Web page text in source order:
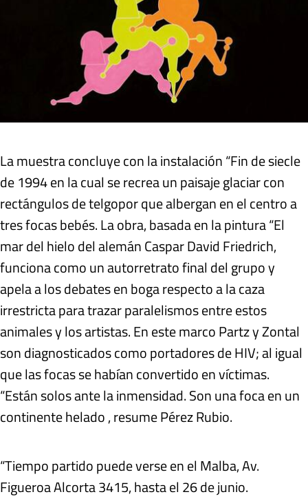
La muestra concluye con la instalación “Fin de siecle
de 1994 en la cual se recrea un paisaje glaciar con
rectángulos de telgopor que albergan en el centro a
tres focas bebés. La obra, basada en la pintura “El
mar del hielo del alemán Caspar David Friedrich,
funciona como un autorretrato final del grupo y
apela a los debates en boga respecto a la caza
irrestricta para trazar paralelismos entre estos
animales y los artistas. En este marco Partz y Zontal
son diagnosticados como portadores de HIV; al igual
que las focas se habían convertido en víctimas.
“Están solos ante la inmensidad. Son una foca en un
continente helado , resume Pérez Rubio.
“Tiempo partido puede verse en el Malba, Av.
Figueroa Alcorta 3415, hasta el 26 de junio.